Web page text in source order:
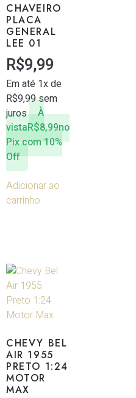
CHAVEIRO
PLACA
GENERAL
LEE 01
R$9,99
Em até 1x de
R$9,99sem
juros
À
vistaR$8,99no
Pix com 10%
Off
Adicionar ao
carrinho
CHEVY BEL
AIR 1955
PRETO 1:24
MOTOR
MAX